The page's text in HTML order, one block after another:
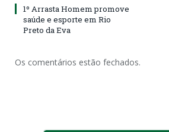
1º Arrasta Homem promove
saúde e esporte em Rio
Preto da Eva
Os comentários estão fechados.